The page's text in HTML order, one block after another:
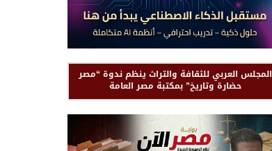
المجلس العربي للثقافة والتراث ينظم ندوة “مصر
حضارة وتاريخ” بمكتبة مصر العامة